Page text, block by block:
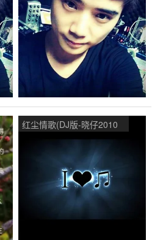
点播:25次
红尘情歌(DJ版-晓仔2010
修改版)在线听(原唱是DJ晓
仔)，大山情怀演唱点播:54